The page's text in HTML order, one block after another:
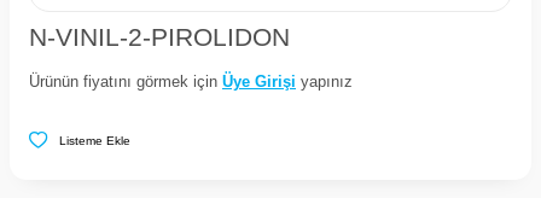
N-VINIL-2-PIROLIDON
Ürünün fiyatını görmek için Üye Girişi yapınız
Listeme Ekle